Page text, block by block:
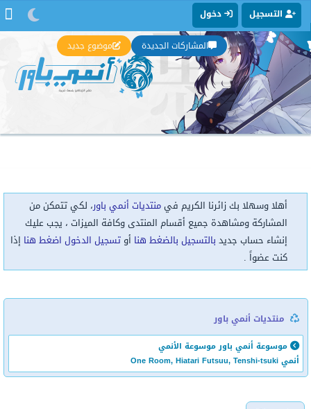
التسجيل دخول
المشاركات الجديدة موضوع جديد
أهلا وسهلا بك زائرنا الكريم فيمنتديات أنمي باور، لكي تتمكن من
المشاركة ومشاهدة جميع أقسام المنتدى وكافة الميزات ، يجب عليك
إنشاء حساب جديد بالتسجيل بالضغط هنا أوتسجيل الدخول اضغط هنا إذا
كنت عضواً .
منتديات أنمي باور
موسوعة أنمي باور موسوعة الأنمي
أنمي One Room, Hiatari Futsuu, Tenshi-tsuki